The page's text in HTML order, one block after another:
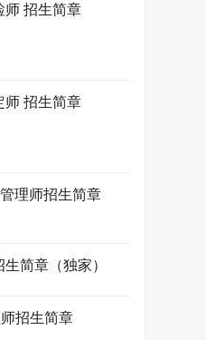
师 招生简章
师 招生简章
理师招生简章
简章（独家）
招生简章